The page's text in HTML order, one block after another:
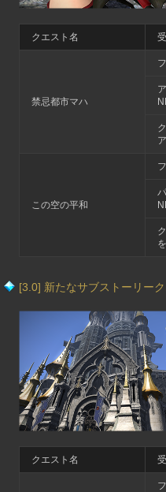
クエスト名
禁忌都市マハ
この空の平和
[3.0] 新たなサブストーリー
クエスト名